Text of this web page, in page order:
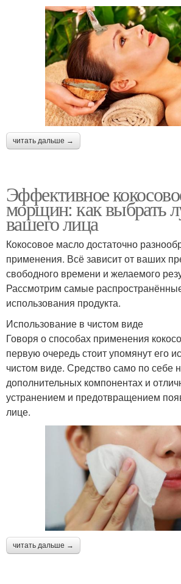
читать дальше →
Эффективное
морщин: как выбрать
вашего лица
Кокосовое масло достаточно
применения. Всё зависит от ваших
свободного времени и желаемого
Рассмотрим самые
использования продукта.
Использование в чистом виде
Говоря о способах применения
первую очередь стоит упомянут его
чистом виде. Средство само по себе
дополнительных компонентах и
устранением и предотвращением
лице.
читать дальше →